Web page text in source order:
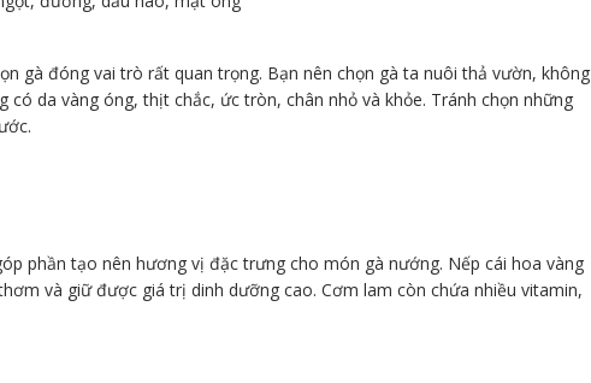
gà đóng vai trò rất quan trọng. Bạn nên chọn gà ta nuôi thả vườn, không
có da vàng óng, thịt chắc, ức tròn, chân nhỏ và khỏe. Tránh chọn những
phần tạo nên hương vị đặc trưng cho món gà nướng. Nếp cái hoa vàng
và giữ được giá trị dinh dưỡng cao. Cơm lam còn chứa nhiều vitamin,